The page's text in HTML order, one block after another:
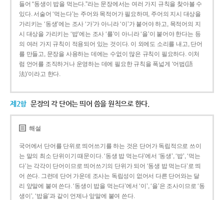
들어 “동생이 밥을 먹는다.”라는 문장에서는 여러 가지 규칙을 찾아볼 수
있다. 서술어 ‘먹는다’는 주어와 목적어가 필요하며, 주어의 지시 대상을
가리키는 ‘동생’에는 조사 ‘가’가 아니라 ‘이’가 붙어야 하고, 목적어의 지
시 대상을 가리키는 ‘밥’에는 조사 ‘를’이 아니라 ‘을’이 붙어야 한다는 등
의 여러 가지 규칙이 적용되어 있는 것이다. 이 외에도 소리를 내고, 단어
를 만들고, 문장을 사용하는 데에는 수없이 많은 규칙이 필요하다. 이처
럼 언어를 조직하거나 운영하는 데에 필요한 규칙을 폭넓게 ‘어법(語
法)’이라고 한다.
제2항 문장의 각 단어는 띄어 씀을 원칙으로 한다.
해설
국어에서 단어를 단위로 띄어쓰기를 하는 것은 단어가 독립적으로 쓰이
는 말의 최소 단위이기 때문이다. ‘동생 밥 먹는다’에서 ‘동생’, ‘밥’, ‘먹는
다’는 각각이 단어이므로 띄어쓰기의 단위가 되어 ‘동생 밥 먹는다’로 띄
어 쓴다. 그런데 단어 가운데 조사는 독립성이 없어서 다른 단어와는 달
리 앞말에 붙여 쓴다. ‘동생이 밥을 먹는다’에서 ‘이’, ‘을’은 조사이므로 ‘동
생이’, ‘밥을’과 같이 언제나 앞말에 붙여 쓴다.